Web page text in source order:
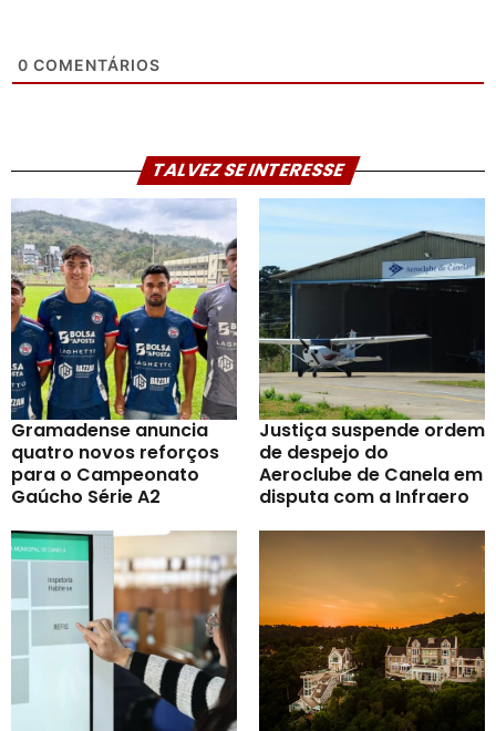
0 COMENTÁRIOS
TALVEZ SE INTERESSE
Gramadense anuncia
quatro novos reforços
para o Campeonato
Gaúcho Série A2
Justiça suspende ordem
de despejo do
Aeroclube de Canela em
disputa com a Infraero